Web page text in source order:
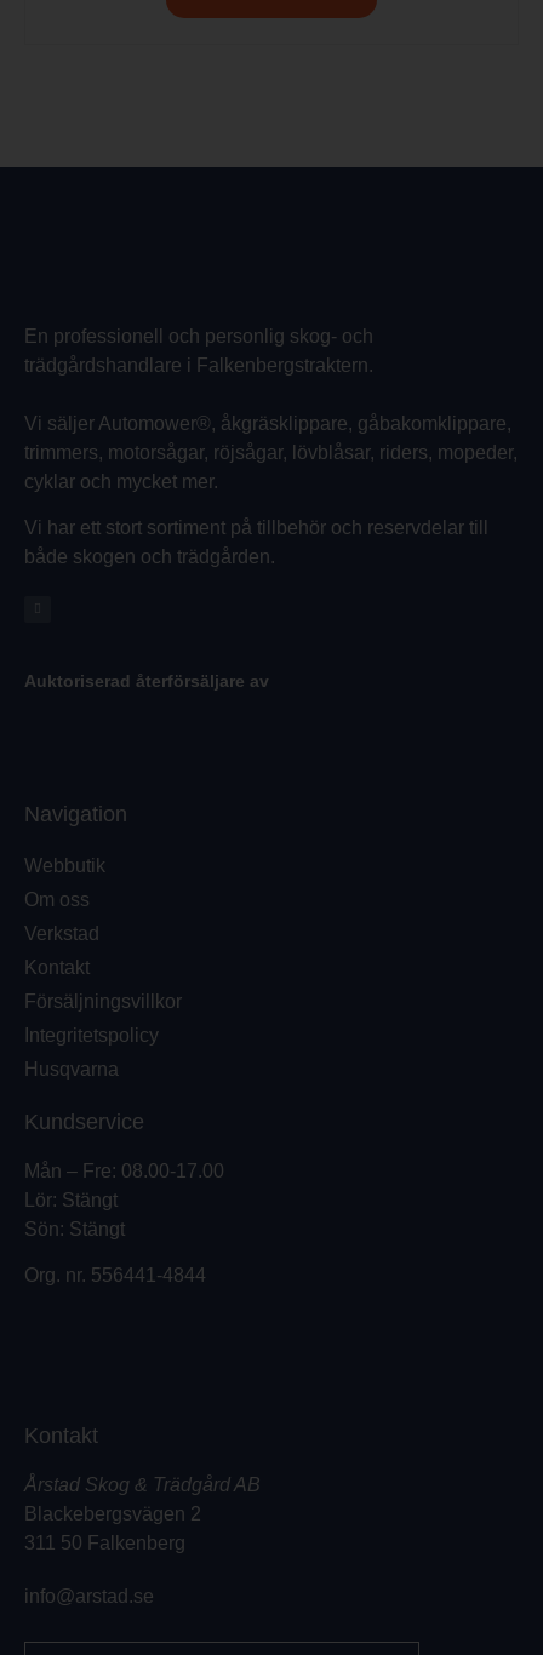
En professionell och personlig skog- och
trädgårdshandlare i Falkenbergstraktern.
Vi säljer Automower®, åkgräsklippare, gåbakomklippare,
trimmers, motorsågar, röjsågar, lövblåsar, riders, mopeder,
cyklar och mycket mer.
Vi har ett stort sortiment på tillbehör och reservdelar till
både skogen och trädgården.
Auktoriserad återförsäljare av
Navigation
Webbutik
Om oss
Verkstad
Kontakt
Försäljningsvillkor
Integritetspolicy
Husqvarna
Kundservice
Mån – Fre: 08.00-17.00
Lör: Stängt
Sön: Stängt
Org. nr. 556441-4844
Kontakt
Årstad Skog & Trädgård AB
Blackebergsvägen 2
311 50 Falkenberg
info@arstad.se